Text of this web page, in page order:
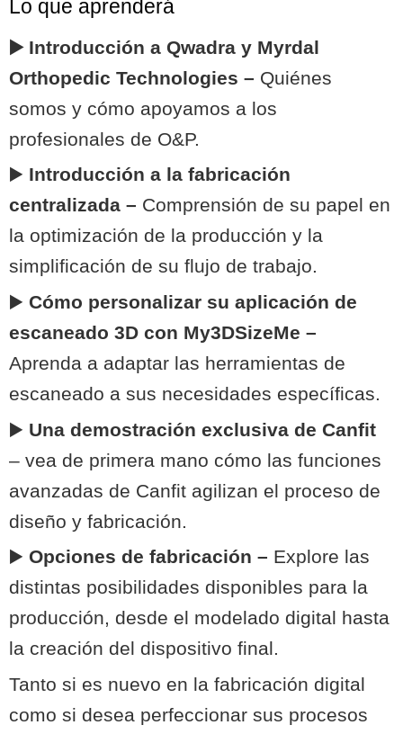
Lo que aprenderá
▶️Introducción a Qwadra y Myrdal
Orthopedic Technologies – Quiénes
somos y cómo apoyamos a los
profesionales de O&P.
▶️ Introducción a la fabricación
centralizada – Comprensión de su papel en
la optimización de la producción y la
simplificación de su flujo de trabajo.
▶️ Cómo personalizar su aplicación de
escaneado 3D con My3DSizeMe –
Aprenda a adaptar las herramientas de
escaneado a sus necesidades específicas.
▶️ Una demostración exclusiva de Canfit
– vea de primera mano cómo las funciones
avanzadas de Canfit agilizan el proceso de
diseño y fabricación.
▶️ Opciones de fabricación – Explore las
distintas posibilidades disponibles para la
producción, desde el modelado digital hasta
la creación del dispositivo final.
Tanto si es nuevo en la fabricación digital
como si desea perfeccionar sus procesos